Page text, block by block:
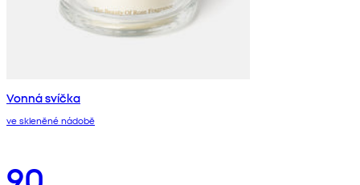
Vonná svíčka
ve skleněné nádobě